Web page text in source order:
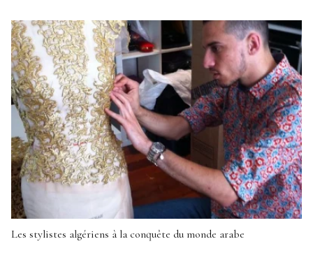
Les stylistes algériens à la conquête du monde arabe